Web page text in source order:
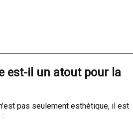
est-il un atout pour la
pas seulement esthétique, il est